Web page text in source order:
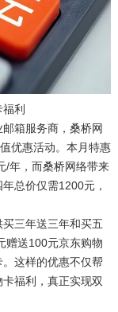
利
箱服务商，桑桥网
优惠活动。本月特惠
/年，而桑桥网络带来
总价仅需1200元，
三年送三年和买五
赠送100元京东购物
这样的优惠不仅帮
福利，真正实现双